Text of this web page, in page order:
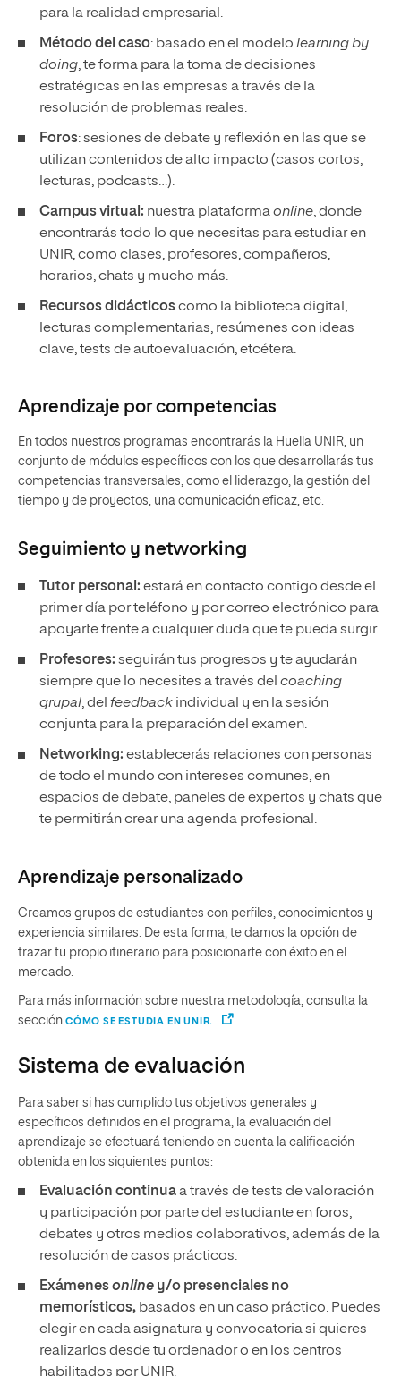
para la realidad empresarial.
Método del caso: basado en el modelo learning by
doing, te forma para la toma de decisiones
estratégicas en las empresas a través de la
resolución de problemas reales.
Foros: sesiones de debate y reflexión en las que se
utilizan contenidos de alto impacto (casos cortos,
lecturas, podcasts…).
Campus virtual: nuestra plataformaonline, donde
encontrarás todo lo que necesitas para estudiar en
UNIR, como clases, profesores, compañeros,
horarios, chats y mucho más.
Recursos didácticoscomo la biblioteca digital,
lecturas complementarias, resúmenes con ideas
clave, tests de autoevaluación, etcétera.
Aprendizaje por competencias
En todos nuestros programas encontrarás la Huella UNIR, un
conjunto de módulos específicos con los que desarrollarás tus
competencias transversales, como el liderazgo, la gestión del
tiempo y de proyectos, una comunicación eficaz, etc.
Seguimiento y networking
Tutor personal: estará en contacto contigo desde el
primer día por teléfono y por correo electrónico para
apoyarte frente a cualquier duda que te pueda surgir.
Profesores: seguirán tus progresos y te ayudarán
siempre que lo necesites a través del coaching
grupal, del feedback individual y en la sesión
conjunta para la preparación del examen.
Networking: establecerás relaciones con personas
de todo el mundo con intereses comunes, en
espacios de debate, paneles de expertos y chats que
te permitirán crear una agenda profesional.
Aprendizaje personalizado
Creamos grupos de estudiantes con perfiles, conocimientos y
experiencia similares. De esta forma, te damos la opción de
trazar tu propio itinerario para posicionarte con éxito en el
mercado.
Para más información sobre nuestra metodología, consulta la
sección CÓMO SE ESTUDIA EN UNIR.
Sistema de evaluación
Para saber si has cumplido tus objetivos generales y
específicos definidos en el programa, la evaluación del
aprendizaje se efectuará teniendo en cuenta la calificación
obtenida en los siguientes puntos:
Evaluación continuaa través de tests de valoración
y participación por parte del estudiante en foros,
debates y otros medios colaborativos, además de la
resolución de casos prácticos.
Exámenesonline y/o presenciales no
memorísticos, basados en un caso práctico. Puedes
elegir en cada asignatura y convocatoria si quieres
realizarlos desde tu ordenador o en los centros
habilitados por UNIR.